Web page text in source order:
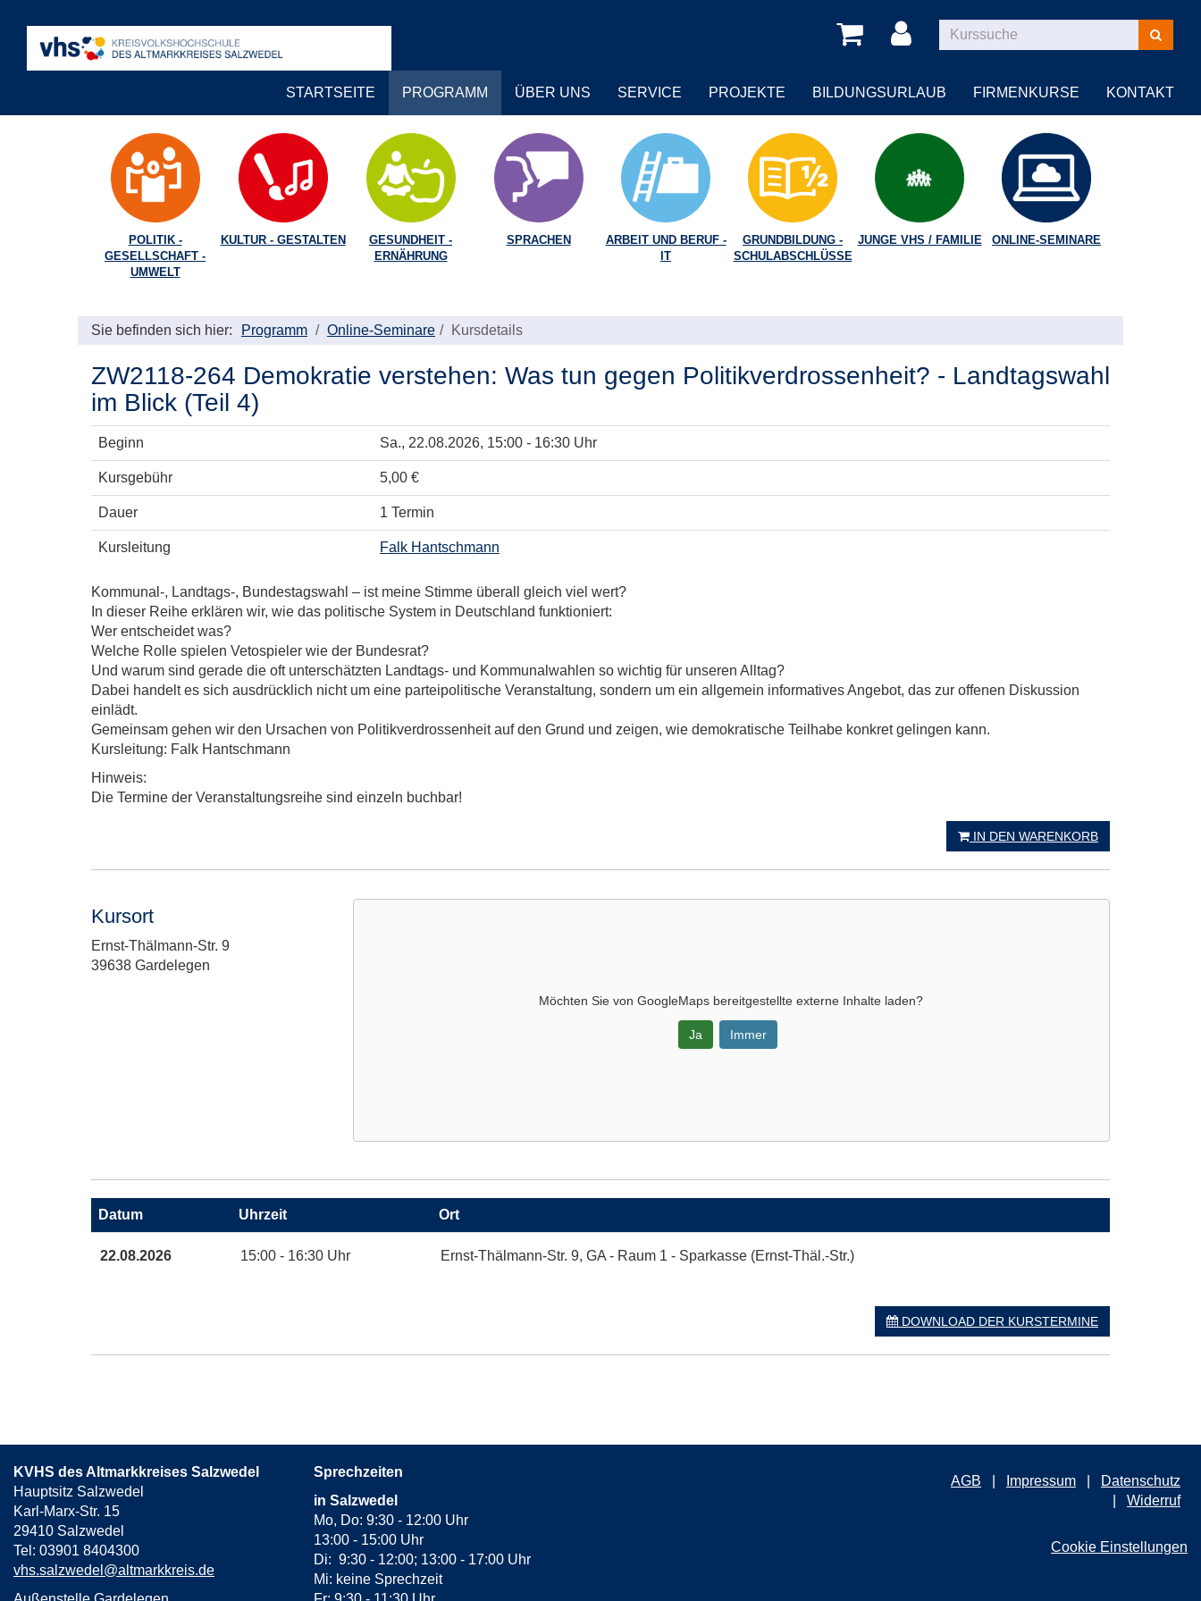
Kurse
suchen
STARTSEITE PROGRAMM ÜBER UNS SERVICE PROJEKTE BILDUNGSURLAUB FIRMENKURSE KONTAKT
POLITIK -
GESELLSCHAFT -
UMWELT
KULTUR - GESTALTEN
GESUNDHEIT -
ERNÄHRUNG
SPRACHEN
ARBEIT UND BERUF -
IT
GRUNDBILDUNG -
SCHULABSCHLÜSSE
JUNGE VHS / FAMILIE ONLINE-SEMINARE
Sie befinden sich hier: Programm Online-Seminare Kursdetails
ZW2118-264 Demokratie verstehen: Was tun gegen Politikverdrossenheit? - Landtagswahl
im Blick (Teil 4)
Beginn Sa., 22.08.2026, 15:00 - 16:30 Uhr
Kursgebühr 5,00 €
Dauer 1 Termin
Kursleitung Falk Hantschmann
Kommunal-, Landtags-, Bundestagswahl – ist meine Stimme überall gleich viel wert?
In dieser Reihe erklären wir, wie das politische System in Deutschland funktioniert:
Wer entscheidet was?
Welche Rolle spielen Vetospieler wie der Bundesrat?
Und warum sind gerade die oft unterschätzten Landtags- und Kommunalwahlen so wichtig für unseren Alltag?
Dabei handelt es sich ausdrücklich nicht um eine parteipolitische Veranstaltung, sondern um ein allgemein informatives Angebot, das zur offenen Diskussion
einlädt.
Gemeinsam gehen wir den Ursachen von Politikverdrossenheit auf den Grund und zeigen, wie demokratische Teilhabe konkret gelingen kann.
Kursleitung: Falk Hantschmann
Hinweis:
Die Termine der Veranstaltungsreihe sind einzeln buchbar!
IN DEN WARENKORB
Kursort
Adresse:
Ernst-Thälmann-Str. 9
39638 Gardelegen
Möchten Sie vonGoogleMaps bereitgestellte externe Inhalte laden?
Ja Immer
Maps
Karte
zum
Datum Uhrzeit Ort
22.08.2026 15:00 - 16:30 Uhr Ernst-Thälmann-Str. 9, GA - Raum 1 - Sparkasse (Ernst-Thäl.-Str.)
DOWNLOAD DER KURSTERMINE
KVHS des Altmarkkreises Salzwedel
Hauptsitz Salzwedel
Karl-Marx-Str. 15
29410 Salzwedel
Tel: 03901 8404300
vhs.salzwedel@altmarkkreis.de
Sprechzeiten
in Salzwedel
Mo, Do: 9:30 - 12:00 Uhr
13:00 - 15:00 Uhr
Di: 9:30 - 12:00; 13:00 - 17:00 Uhr
Mi: keine Sprechzeit
AGB Impressum
Datenschutz
Widerruf
Cookie Einstellungen